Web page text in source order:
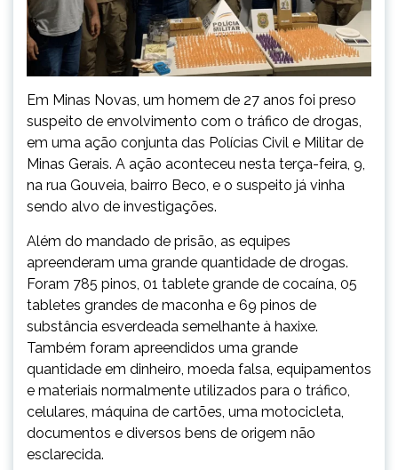
Em Minas Novas, um homem de 27 anos foi preso
suspeito de envolvimento com o tráfico de drogas,
em uma ação conjunta das Polícias Civil e Militar de
Minas Gerais. A ação aconteceu nesta terça-feira, 9,
na rua Gouveia, bairro Beco, e o suspeito já vinha
sendo alvo de investigações.
Além do mandado de prisão, as equipes
apreenderam uma grande quantidade de drogas.
Foram 785 pinos, 01 tablete grande de cocaína, 05
tabletes grandes de maconha e 69 pinos de
substância esverdeada semelhante à haxixe.
Também foram apreendidos uma grande
quantidade em dinheiro, moeda falsa, equipamentos
e materiais normalmente utilizados para o tráfico,
celulares, máquina de cartões, uma motocicleta,
documentos e diversos bens de origem não
esclarecida.